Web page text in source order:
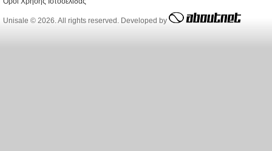
Unisale © 2026. All rights reserved. Developed by